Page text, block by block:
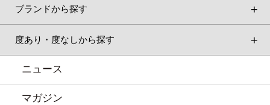
ブランドから探す
度あり・度なしから探す
ニュース
マガジン